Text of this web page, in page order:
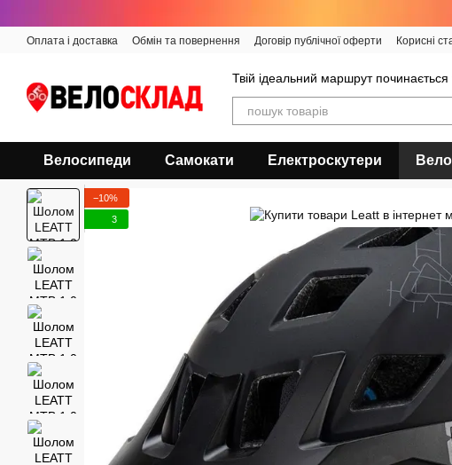
Оплата і доставка Обмін та повернення Договір публічної оферти Корисні
Твій ідеальний маршрут починається
Велосипеди Самокати Електроскутери
−10%
3